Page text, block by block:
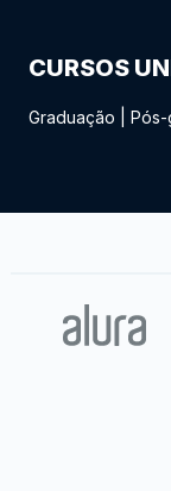
CURSOS
Graduação